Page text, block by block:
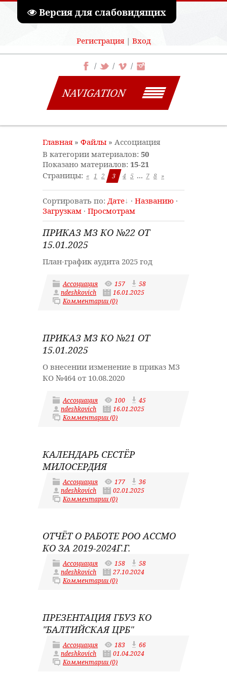
Версия для слабовидящих
Регистрация| Вход
NAVIGATION
Главная» Файлы » Ассоциация
В категории материалов: 50
Показано материалов: 15-21
Страницы: « 1 2 3 4 5 ... 7 8 »
Сортировать по: Дате · Названию ·
Загрузкам · Просмотрам
ПРИКАЗ МЗ КО №22 ОТ
15.01.2025
План-график аудита 2025 год
Ассоциация 157
58
ndeshkovich
16.01.2025
Комментарии (0)
ПРИКАЗ МЗ КО №21 ОТ
15.01.2025
О внесении изменение в приказ МЗ
КО №464 от 10.08.2020
Ассоциация 100
45
ndeshkovich
16.01.2025
Комментарии (0)
КАЛЕНДАРЬ СЕСТЁР
МИЛОСЕРДИЯ
Ассоциация 177
36
ndeshkovich
02.01.2025
Комментарии (0)
ОТЧЁТ О РАБОТЕ РОО АССМО
КО ЗА 2019-2024Г.Г.
Ассоциация 158
58
ndeshkovich
27.10.2024
Комментарии (0)
ПРЕЗЕНТАЦИЯ ГБУЗ КО
"БАЛТИЙСКАЯ ЦРБ"
Ассоциация 183
66
ndeshkovich
01.04.2024
Комментарии (0)